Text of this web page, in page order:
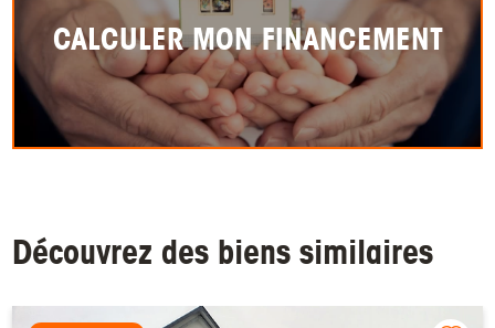
CALCULER MON FINANCEMENT
Découvrez des biens similaires